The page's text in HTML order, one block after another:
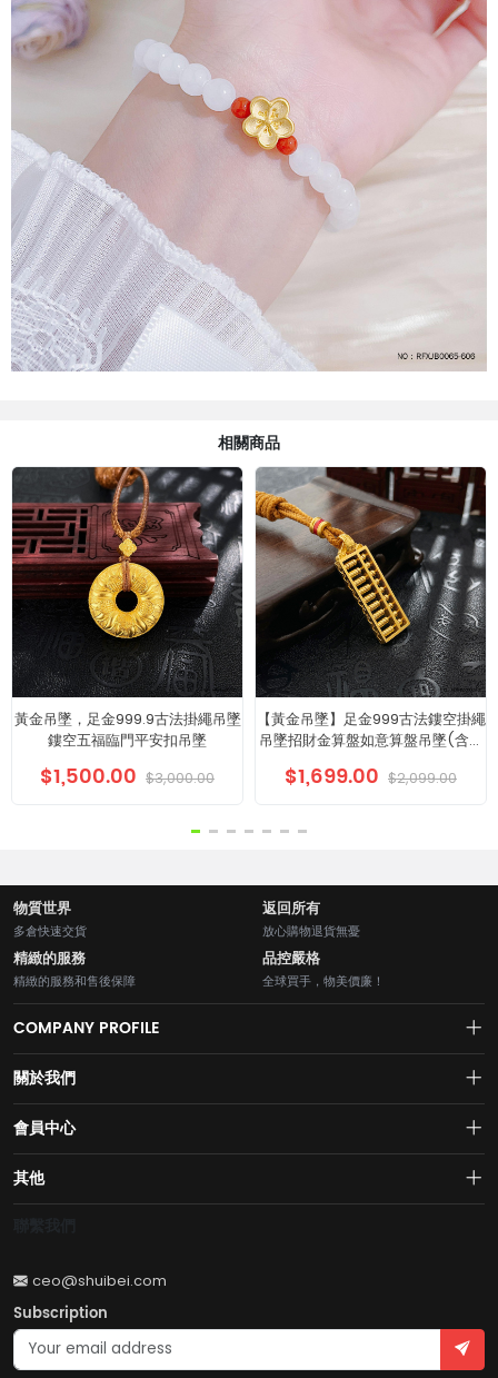
相關商品
黃金吊墜，足金999.9古法掛繩吊墜
鏤空五福臨門平安扣吊墜
$1,500.00 $3,000.00
【黃金吊墜】足金999古法鏤空掛繩
吊墜招財金算盤如意算盤吊墜(含配
$1,699.00 $2,099.00
物質世界
多倉快速交貨
返回所有
放心購物退貨無憂
精緻的服務
精緻的服務和售後保障
品控嚴格
全球買手，物美價廉！
COMPANY PROFILE
球黃金珠寶跨境電商平臺！AI與區塊鏈的完美結合的【水貝幣$SB】引領
全球黃金珠寶穩定幣RWA新紀元！
關於我們
About us
Join us
Privacy policy
會員中心
Account
Order
Brand List
其他
Terms of use
Become a seller
Account
ceo@shuibei.com
Subscription